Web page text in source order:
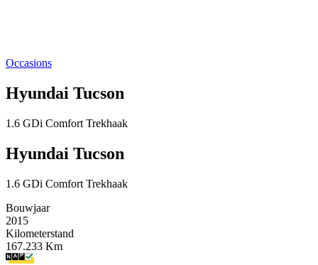
Occasions
Hyundai Tucson
1.6 GDi Comfort Trekhaak
Hyundai Tucson
1.6 GDi Comfort Trekhaak
Bouwjaar
2015
Kilometerstand
167.233 Km